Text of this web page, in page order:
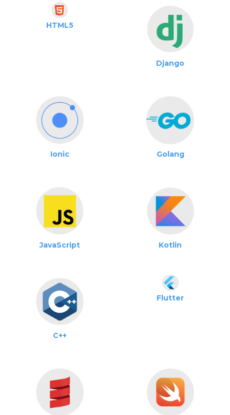
HTML5
Django
Ionic Golang
JavaScript Kotlin
C++
Flutter